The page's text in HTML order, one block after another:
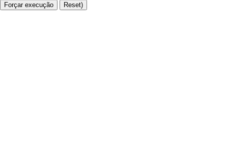
Forçar execução Reset)